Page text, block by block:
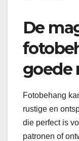
De
goede
Fotobehang
rustige en
die perfect is
patronen of